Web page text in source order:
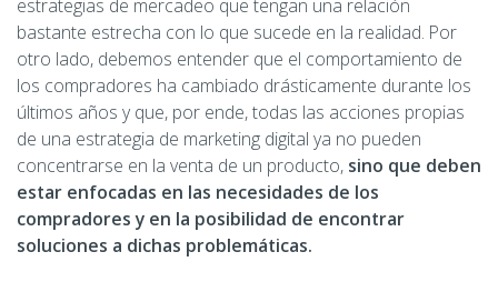
estrategias de mercadeo que tengan una relación
bastante estrecha con lo que sucede en la realidad. Por
otro lado, debemos entender que el comportamiento de
los compradores ha cambiado drásticamente durante los
últimos años y que, por ende, todas las acciones propias
de una estrategia de marketing digital ya no pueden
concentrarse en la venta de un producto, sino que deben
estar enfocadas en las necesidades de los
compradores y en la posibilidad de encontrar
soluciones a dichas problemáticas.